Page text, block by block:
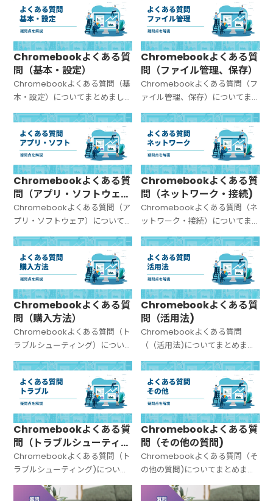
Chromebookよくある質
問（基本・設定）
Chromebookよくある質問（基
本・設定）についてまとめまし
た。
Chromebookよくある質
問（ファイル管理、保存）
Chromebookよくある質問（フ
ァイル管理、保存）についてま
とめました。
Chromebookよくある質
問（アプリ・ソフトウェ
ア）
Chromebookよくある質問（ア
プリ・ソフトウェア）について
まとめました。
Chromebookよくある質
問（ネットワーク・接続)
Chromebookよくある質問（ネ
ットワーク・接続）についてま
とめました。
Chromebookよくある質
問（購入方法）
Chromebookよくある質問（ト
ラブルシューティング）につい
てまとめました。
Chromebookよくある質
問（活用法)
Chromebookよくある質問
（（活用法)についてまとめまし
た。
Chromebookよくある質
問（トラブルシューティン
グ)
Chromebookよくある質問（ト
ラブルシューティング)について
まとめました。
Chromebookよくある質
問（その他の質問)
Chromebookよくある質問（そ
の他の質問)についてまとめまし
た。